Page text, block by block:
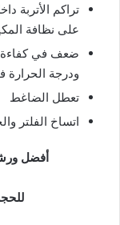
تراكم الأتربة
على نظافة
ضعف في كفاءة
ودرجة الحرارة
تعطل الضاغط
اتساخ الفلتر
أفضل